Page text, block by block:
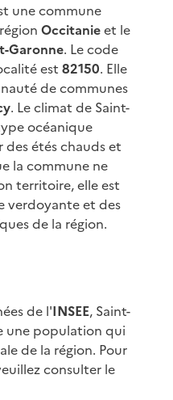
une commune
Occitanieet le
Garonne. Le code
est 82150. Elle
de communes
. Le climat de Saint-
océanique
étés chauds et
la commune ne
territoire, elle est
verdoyante et des
de la région.
de l'INSEE, Saint-
une population qui
de la région. Pour
consulter le